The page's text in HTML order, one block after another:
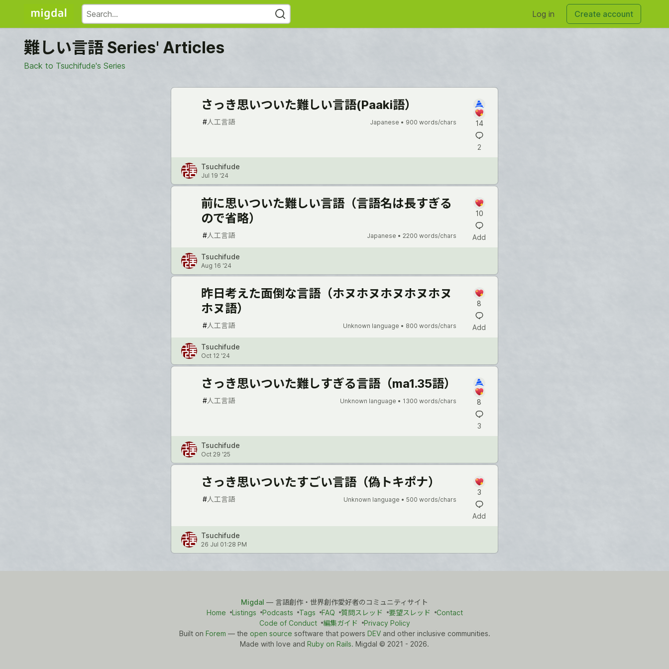
Log in Create account
難しい言語 Series' Articles
Back to Tsuchifude's Series
さっき思いついた難しい言語(Paaki語）
#人工言語 Japanese • 900 words/chars 14
2
Tsuchifude
Jul 19 '24
前に思いついた難しい言語（言語名は長すぎる
ので省略）
#人工言語 Japanese • 2200 words/chars
10
Add
Tsuchifude
Aug 16 '24
昨日考えた面倒な言語（ホヌホヌホヌホヌホヌ
ホヌ語）
#人工言語 Unknown language • 800 words/chars
8
Add
Tsuchifude
Oct 12 '24
さっき思いついた難しすぎる言語（ma1.35語）
#人工言語 Unknown language • 1300 words/chars 8
3
Tsuchifude
Oct 29 '25
さっき思いついたすごい言語（偽トキポナ）
#人工言語 Unknown language • 500 words/chars
3
Add
Tsuchifude
26 Jul 01:28 PM
Migdal — 言語創作・世界創作愛好者のコミュニティサイト
Home
Listings Podcasts Tags FAQ 質問スレッド 要望スレッド
Contact
Code of Conduct
編集ガイド
Privacy Policy
Built on Forem — the open source software that powers DEVand other inclusive communities.
Made with love and Ruby on Rails. Migdal © 2021 - 2026.